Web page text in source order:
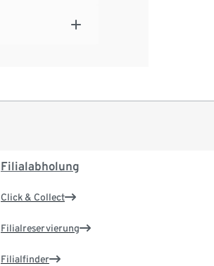
Filialabholung
Click & Collect
Filialreservierung
Filialfinder